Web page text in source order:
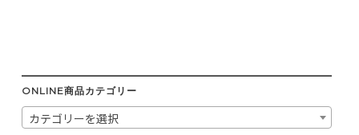
ONLINE商品カテゴリー
カテゴリーを選択